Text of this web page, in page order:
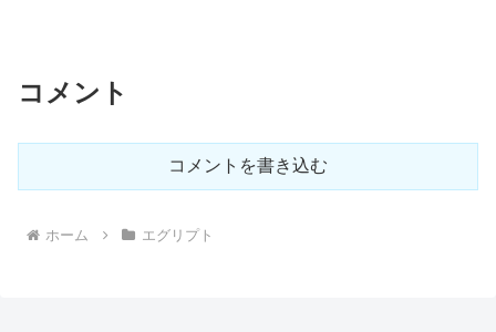
コメント
コメントを書き込む
ホーム エグリプト